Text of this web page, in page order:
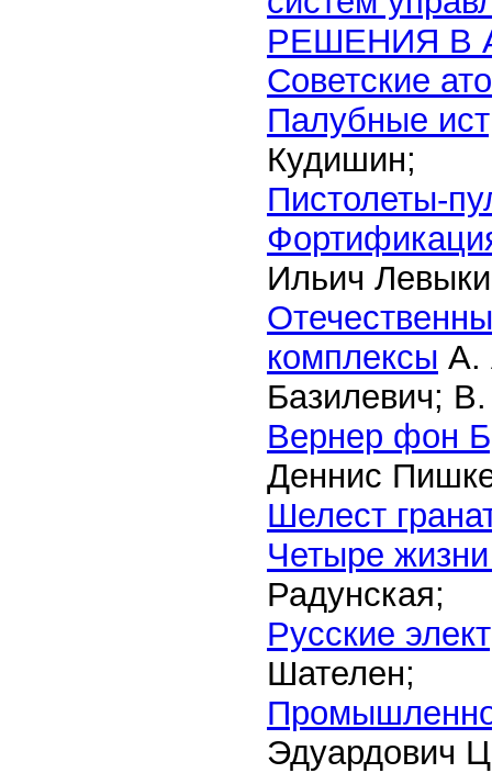
РЕШЕНИЯ В
Советские
Палубные
Кудишин;
Пистолеты-
Ильич
комплексы А.
Базилевич;
Вернер фон
Деннис
Шелест
Четыре
Радунская;
Русские
Шателен;
Эдуардович